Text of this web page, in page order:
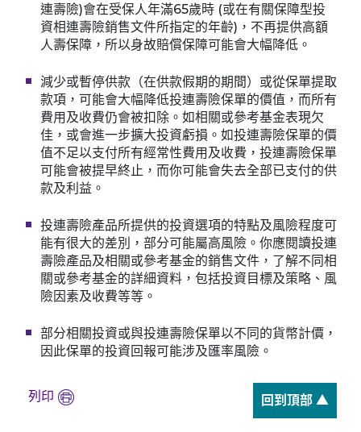
連壽險)會在受保人年滿65歲時 (或在有關保障型投
資相連壽險銷售文件所指定的年齡)，不再提供高額
人壽保障，所以身故賠償保障可能會大幅降低。
減少或暫停供款（在供款假期的期間）或從保單提取
款項，可能會大幅降低投連壽險保單的價值，而所有
費用及收費仍會被扣除。如相關或參考基金表現欠
佳，或會進一步擴大投資虧損。如投連壽險保單的價
值不足以支付所有經常性費用及收費，投連壽險保單
可能會被提早終止，而你可能會失去全部已支付的供
款及利益。
投連壽險產品所提供的投資選項的特點及風險程度可
能有很大的差別，部分可能屬高風險。你應閱讀投連
壽險產品及相關或參考基金的銷售文件，了解不同相
關或參考基金的詳細資料，包括投資目標及策略、風
險因素及收費等等。
部分相關投資或與投連壽險保單以不同的貨幣計價，
因此保單的投資回報可能涉及匯率風險。
列印 回到頂部 ▲